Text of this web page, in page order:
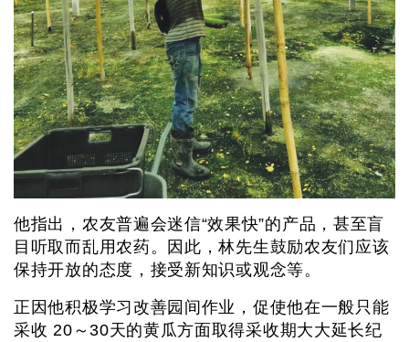
他指出，农友普遍会迷信“效果快”的产品，甚至盲
目听取而乱用农药。因此，林先生鼓励农友们应该
保持开放的态度，接受新知识或观念等。
正因他积极学习改善园间作业，促使他在一般只能
采收 20～30天的黄瓜方面取得采收期大大延长纪